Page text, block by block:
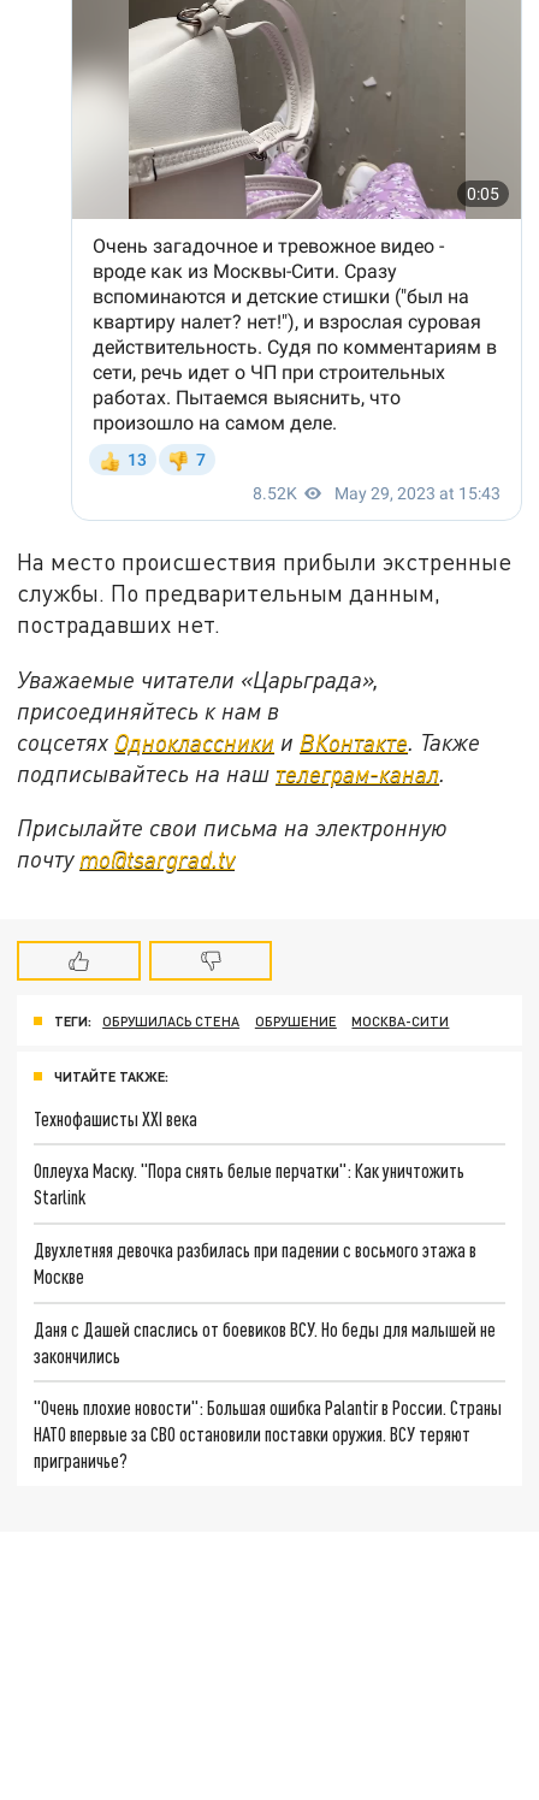
На место происшествия прибыли экстренные
службы. По предварительным данным,
пострадавших нет.
Уважаемые читатели «Царьграда»,
присоединяйтесь к нам в
соцсетях Одноклассники и ВКонтакте . Также
подписывайтесь на наш телеграм-канал
Присылайте свои письма на электронную
почту mo@tsargrad.tv
ТЕГИ: ОБРУШИЛАСЬ СТЕНА ОБРУШЕНИЕ МОСКВА-СИТИ
ЧИТАЙТЕ ТАКЖЕ:
Технофашисты XXI века
Оплеуха Маску. "Пора снять белые перчатки": Как уничтожить
Starlink
Двухлетняя девочка разбилась при падении с восьмого этажа в
Москве
Даня с Дашей спаслись от боевиков ВСУ. Но беды для малышей не
закончились
"Очень плохие новости": Большая ошибка Palantir в России. Страны
НАТО впервые за СВО остановили поставки оружия. ВСУ теряют
приграничье?